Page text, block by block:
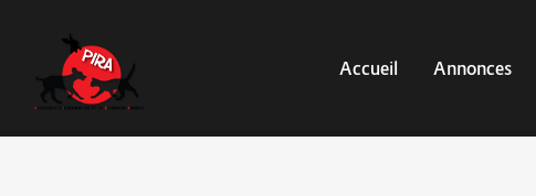
Accueil Annonces